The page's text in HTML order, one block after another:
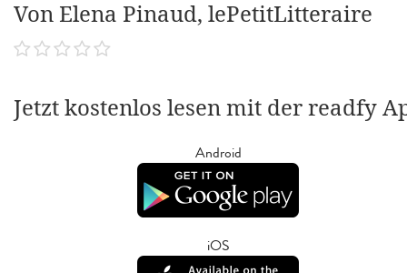
Von Elena Pinaud, lePetitLitteraire
Jetzt kostenlos lesen mit der readfy
Android
iOS